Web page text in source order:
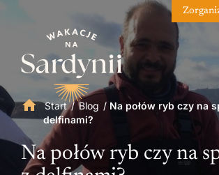
Start/ Blog / Na połów ryb czy na
delfinami?
Na połów ryb czy na